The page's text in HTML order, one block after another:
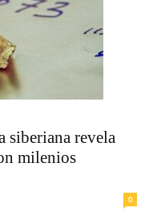
siberiana revela
milenios
0